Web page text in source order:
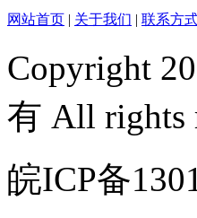
网站首页 | 关于我们 | 联系方
Copyright
有 All rights
皖ICP备